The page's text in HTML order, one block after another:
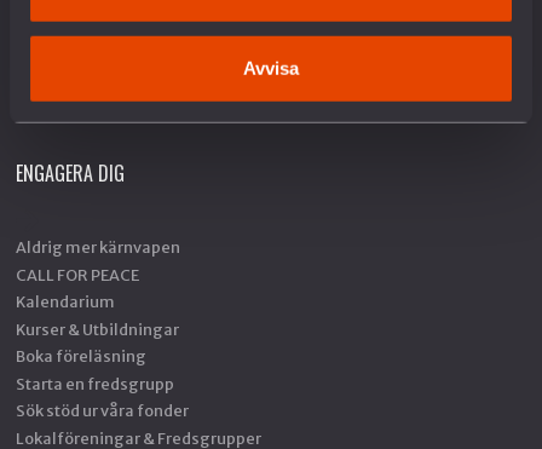
Avvisa
Företagsgåva
SWISH 901 08 51
ENGAGERA DIG
Aldrig mer kärnvapen
CALL FOR PEACE
Kalendarium
Kurser & Utbildningar
Boka föreläsning
Starta en fredsgrupp
Sök stöd ur våra fonder
Lokalföreningar & Fredsgrupper